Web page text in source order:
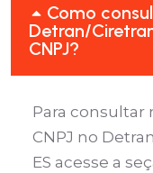
Como
Detran/
CNPJ?
Para consultar
CNPJ no
ES acesse a